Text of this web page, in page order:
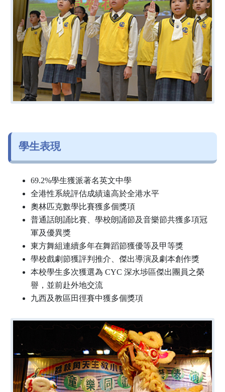
學生表現
69.2%學生獲派著名英文中學
全港性系統評估成績遠高於全港水平
奧林匹克數學比賽獲多個獎項
普通話朗誦比賽、學校朗誦節及音樂節共獲多項冠
軍及優異獎
東方舞組連續多年在舞蹈節獲優等及甲等獎
學校戲劇節獲評判推介、傑出導演及劇本創作獎
本校學生多次獲選為 CYC 深水埗區傑出團員之榮
譽，並前赴外地交流
九西及教區田徑賽中獲多個獎項